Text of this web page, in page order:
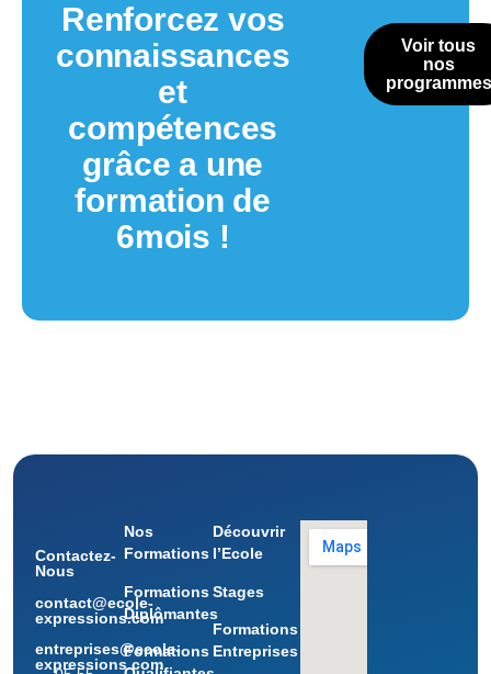
Renforcez vos
connaissances
et
compétences
grâce a une
formation de
6mois !
Voir tous
nos
programmes
Contactez-
Nous
contact@ecole-
expressions.com
entreprises@ecole-
expressions.com
Nos
Formations
Formations
Diplômantes
Formations
Découvrir
l’Ecole
Stages
Formations
Entreprises